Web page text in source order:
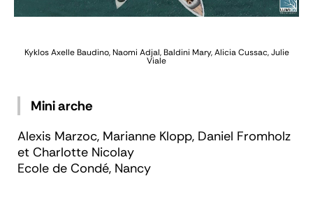
Kyklos Axelle Baudino, Naomi Adjal, Baldini Mary, Alicia Cussac, Julie
Viale
Mini arche
Alexis Marzoc, Marianne Klopp, Daniel Fromholz
et Charlotte Nicolay
Ecole de Condé, Nancy